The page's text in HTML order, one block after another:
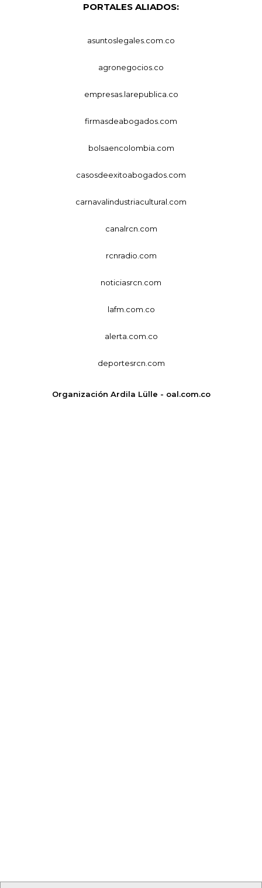
PORTALES ALIADOS:
asuntoslegales.com.co
agronegocios.co
empresas.larepublica.co
firmasdeabogados.com
bolsaencolombia.com
casosdeexitoabogados.com
carnavalindustriacultural.com
canalrcn.com
rcnradio.com
noticiasrcn.com
lafm.com.co
alerta.com.co
deportesrcn.com
Organización Ardila Lülle - oal.com.co